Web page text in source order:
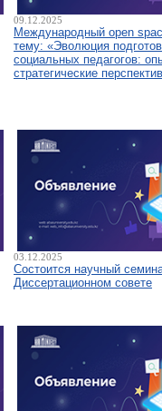
09.12.2025
Международный open
тему: «Эволюция
социальных педагогов:
стратегические
03.12.2025
Состоится научный
Диссертационном совете